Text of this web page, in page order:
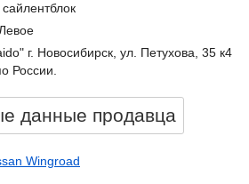
г. Новосибирск, ул. Петухова, 35 к4
России.
данные продавцa
Wingroad